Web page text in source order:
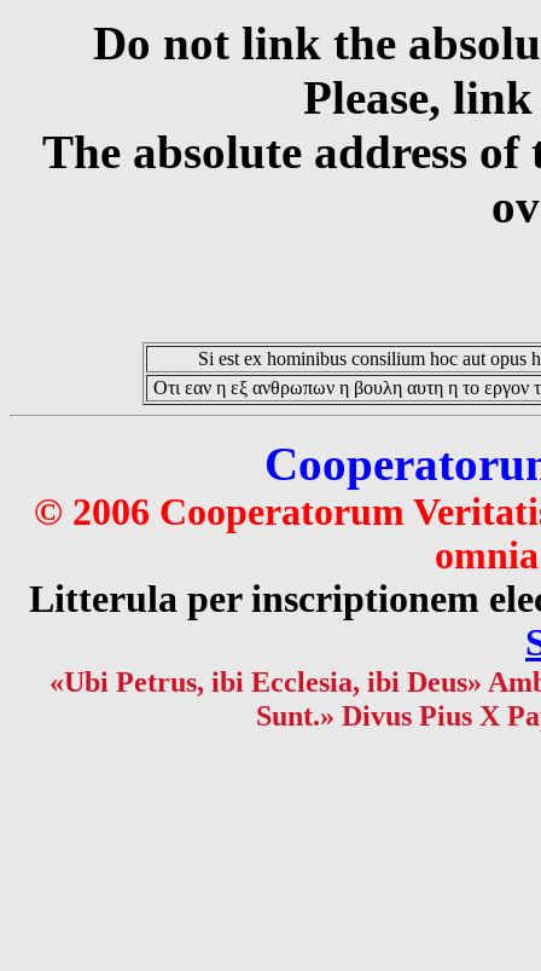
Do not link the
Please,
The absolute address
Si est ex hominibus consilium hoc aut opus
Οτι εαν η εξ ανθρωπων η βουλη αυτη η το εργον
© 2006 Cooperatorum
Litterula per inscriptionem
«Ubi Petrus, ibi Ecclesia, ibi Deus»
Sunt.» Divus Pius X